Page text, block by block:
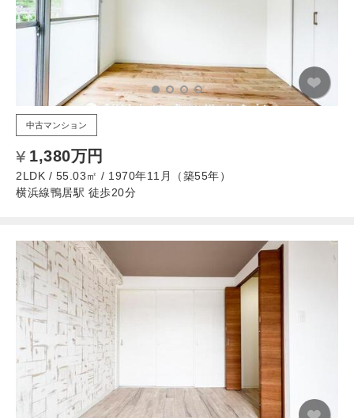
中古マンション
1,380万円
2LDK / 55.03㎡ / 1970年11月（築55年）
横浜線鴨居駅 徒歩20分